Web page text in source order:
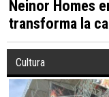
Neinor Homes
transforma la
Cultura